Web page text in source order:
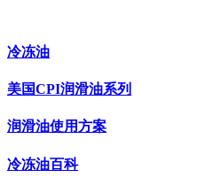
冷冻油
美国CPI润滑油系列
润滑油使用方案
冷冻油百科